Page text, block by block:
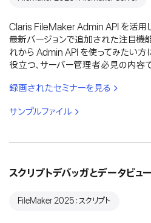
Claris FileMaker Admin API を活用
最新バージョンで追加された注目機
れから Admin API を使ってみたい方
役立つ、サーバー管理者必見の内容で
録画されたセミナーを見る
サンプルファイル
スクリプトデバッガとデータビュ
FileMaker 2025：スクリプト